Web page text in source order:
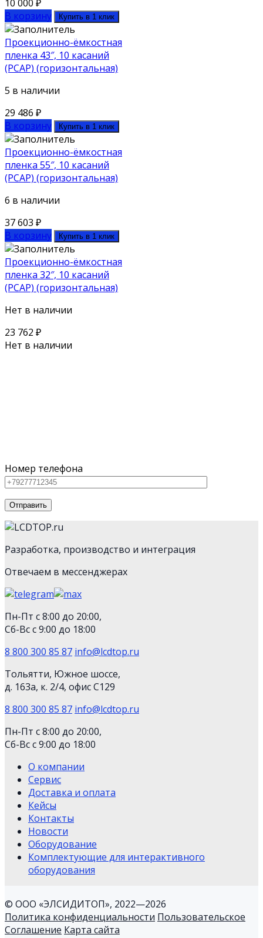
10 000 ₽
В корзину
Купить в 1 клик
Проекционно-ёмкостная
пленка 43″, 10 касаний
(PCAP) (горизонтальная)
5 в наличии
29 486 ₽
В корзину
Купить в 1 клик
Проекционно-ёмкостная
пленка 55″, 10 касаний
(PCAP) (горизонтальная)
6 в наличии
37 603 ₽
В корзину
Купить в 1 клик
Проекционно-ёмкостная
пленка 32″, 10 касаний
(PCAP) (горизонтальная)
Нет в наличии
23 762 ₽
Нет в наличии
Номер телефона
Разработка, производство и интеграция
Отвечаем в мессенджерах
Пн-Пт с 8:00 до 20:00,
Сб-Вс с 9:00 до 18:00
8 800 300 85 87 info@lcdtop.ru
Тольятти, Южное шоссе,
д. 163а, к. 2/4, офис С129
8 800 300 85 87 info@lcdtop.ru
Пн-Пт с 8:00 до 20:00,
Сб-Вс с 9:00 до 18:00
О компании
Сервис
Доставка и оплата
Кейсы
Контакты
Новости
Оборудование
Комплектующие для интерактивного
оборудования
© ООО «ЭЛСИДИТОП», 2022—2026
Политика конфиденциальности Пользовательское
Соглашение Карта сайта